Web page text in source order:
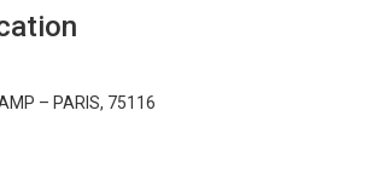
– PARIS, 75116